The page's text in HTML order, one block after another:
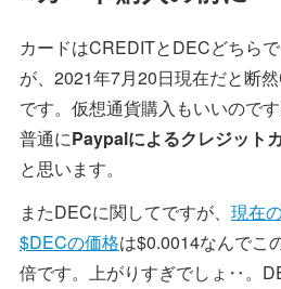
カードはCREDITとDECどちら
が、2021年7月20日現在だと断
です。仮想通貨購入もいいので
普通にPaypalによるクレジット
と思います。
またDECに関してですが、 現在
$DECの価格は$0.0014なんでこ
倍です。上がりすぎでしょ‥。